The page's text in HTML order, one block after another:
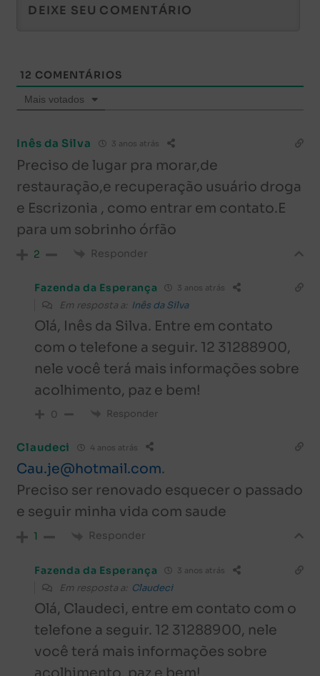
12 COMENTÁRIOS
Mais votados
Inês da Silva 3 anos atrás
Preciso de lugar pra morar,de
restauração,e recuperação usuário droga
e Escrizonia , como entrar em contato.E
para um sobrinho órfão
2 Responder
Fazenda da Esperança 3 anos atrás
Em resposta a: Inês da Silva
Olá, Inês da Silva. Entre em contato
com o telefone a seguir. 12 31288900,
nele você terá mais informações sobre
acolhimento, paz e bem!
0 Responder
Claudeci 4 anos atrás
Cau.je@hotmail.com.
Preciso ser renovado esquecer o passado
e seguir minha vida com saude
1 Responder
Fazenda da Esperança 3 anos atrás
Em resposta a: Claudeci
Olá, Claudeci, entre em contato com o
telefone a seguir. 12 31288900, nele
você terá mais informações sobre